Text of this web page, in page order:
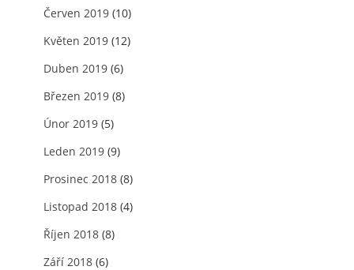
Červen 2019 (10)
Květen 2019 (12)
Duben 2019 (6)
Březen 2019 (8)
Únor 2019 (5)
Leden 2019 (9)
Prosinec 2018 (8)
Listopad 2018 (4)
Říjen 2018 (8)
Září 2018 (6)